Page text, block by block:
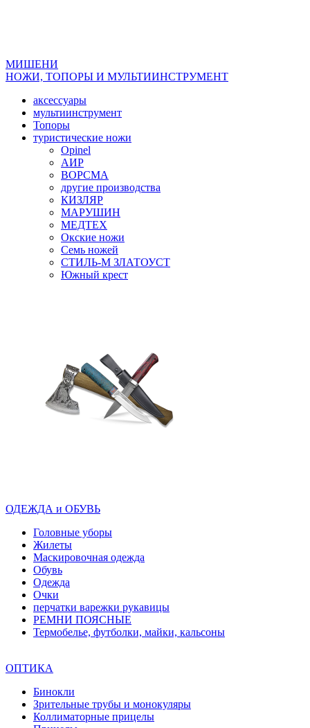
МИШЕНИ
НОЖИ, ТОПОРЫ И МУЛЬТИИНСТРУМЕНТ
аксессуары
мультиинструмент
Топоры
туристические ножи
Opinel
АИР
ВОРСМА
другие производства
КИЗЛЯР
МАРУШИН
МЕДТЕХ
Окские ножи
Семь ножей
СТИЛЬ-М ЗЛАТОУСТ
Южный крест
ОДЕЖДА и ОБУВЬ
Головные уборы
Жилеты
Маскировочная одежда
Обувь
Одежда
Очки
перчатки варежки рукавицы
РЕМНИ ПОЯСНЫЕ
Термобелье, футболки, майки, кальсоны
ОПТИКА
Бинокли
Зрительные трубы и монокуляры
Коллиматорные прицелы